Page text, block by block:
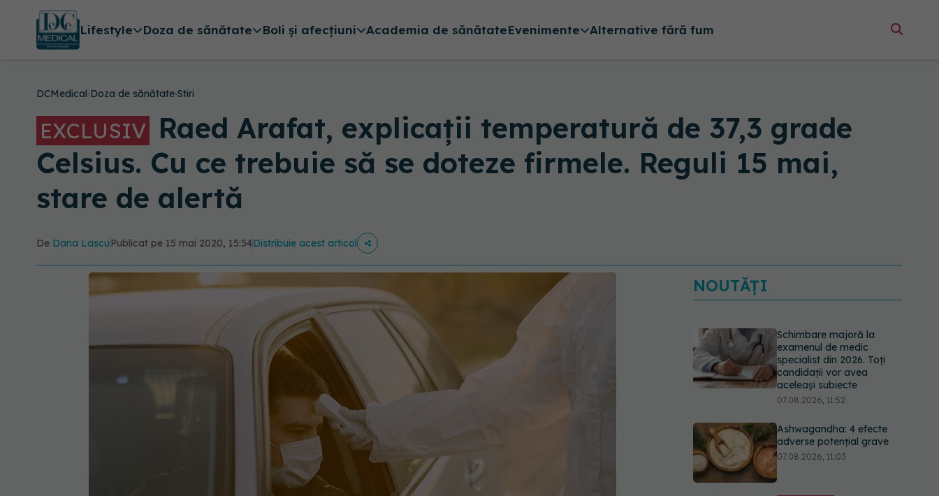
Lifestyle Doza de sănătate Boli și afecțiuni Academia de sănătateEvenimente Alternative fără fum
DCMedical›Doza de sănătate›Stiri
EXCLUSIV Raed Arafat, explicații temperatură de 37,3 grade
Celsius. Cu ce trebuie să se doteze firmele. Reguli 15 mai,
stare de alertă
De Dana Lascu Publicat pe 15 mai 2020, 15:54Distribuie acest articol
NOUTĂȚI
Schimbare majoră la
examenul de medic
specialist din 2026. Toți
candidații vor avea
aceleași subiecte
07.08.2026, 11:52
Ashwagandha: 4 efecte
adverse potențial grave
07.08.2026, 11:03